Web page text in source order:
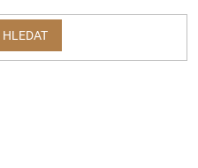
HLEDAT